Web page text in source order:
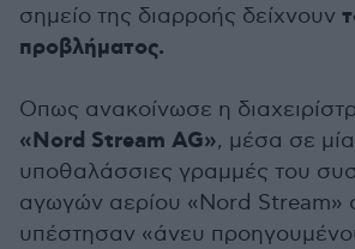
σημείο της διαρροής δείχνουν
προβλήματος.
Oπως ανακοίνωσε η
«Nord Stream AG», μέσα σε
υποθαλάσσιες γραμμές του
αγωγών αερίου «Nord Stream»
υπέστησαν «άνευ